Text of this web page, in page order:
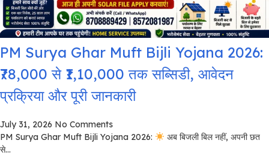
PM Surya Ghar Muft Bijli Yojana 2026:
₹78,000 से ₹1,10,000 तक सब्सिडी, आवेदन
प्रक्रिया और पूरी जानकारी
July 31, 2026 No Comments
PM Surya Ghar Muft Bijli Yojana 2026:
अब बिजली बिल नहीं, अपनी छत
से...